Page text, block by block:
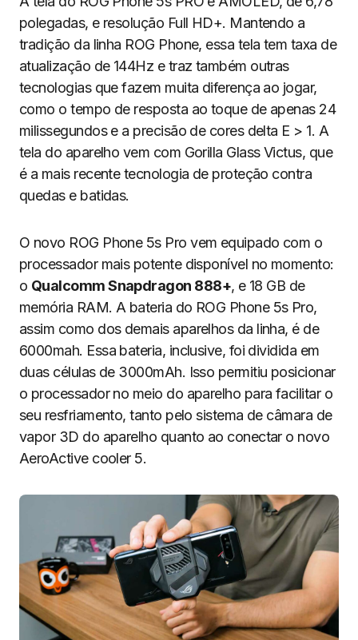
polegadas, e resolução Full HD+. Mantendo a
tradição da linha ROG Phone, essa tela tem taxa de
atualização de 144Hz e traz também outras
tecnologias que fazem muita diferença ao jogar,
como o tempo de resposta ao toque de apenas 24
milissegundos e a precisão de cores delta E > 1. A
tela do aparelho vem com Gorilla Glass Victus, que
é a mais recente tecnologia de proteção contra
quedas e batidas.
O novo ROG Phone 5s Pro vem equipado com o
processador mais potente disponível no momento:
o Qualcomm Snapdragon 888+, e 18 GB de
memória RAM. A bateria do ROG Phone 5s Pro,
assim como dos demais aparelhos da linha, é de
6000mah. Essa bateria, inclusive, foi dividida em
duas células de 3000mAh. Isso permitiu posicionar
o processador no meio do aparelho para facilitar o
seu resfriamento, tanto pelo sistema de câmara de
vapor 3D do aparelho quanto ao conectar o novo
AeroActive cooler 5.